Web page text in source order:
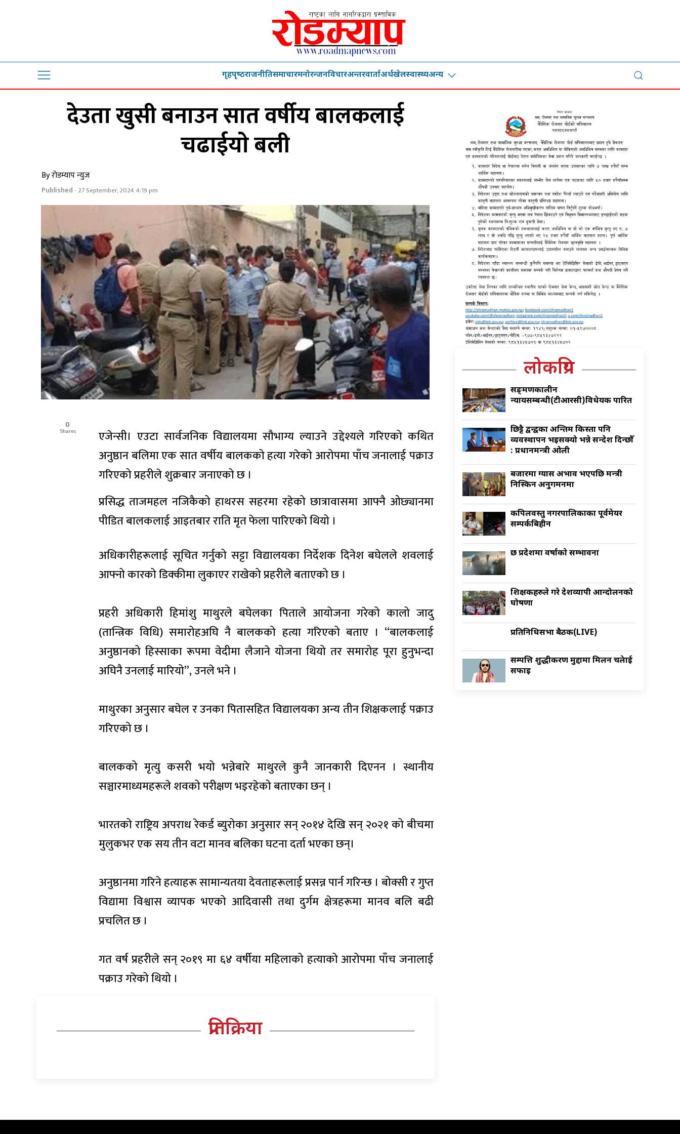
गृहपृष्‍ठराजनीतिसमाचारमनोरन्जनविचारअन्तरवार्ताअर्थखेलस्वास्थ्यअन्य
देउता खुसी बनाउन सात वर्षीय बालकलाई
चढाईयाे बली
By रोडम्याप न्युज
Published- 27 September, 2024 4:19 pm
0
Shares
एजेन्सी। एउटा सार्वजनिक विद्यालयमा सौभाग्य ल्याउने उद्देश्यले गरिएको कथित
अनुष्ठान बलिमा एक सात वर्षीय बालकको हत्या गरेको आरोपमा पाँच जनालाई पक्राउ
गरिएको प्रहरीले शुक्रबार जनाएको छ ।
प्रसिद्ध ताजमहल नजिकैको हाथरस सहरमा रहेको छात्रावासमा आफ्नै ओछ्यानमा
पीडित बालकलाई आइतबार राति मृत फेला पारिएको थियो ।
अधिकारीहरूलाई सूचित गर्नुको सट्टा विद्यालयका निर्देशक दिनेश बघेलले शवलाई
आफ्नो कारको डिक्कीमा लुकाएर राखेको प्रहरीले बताएको छ ।
प्रहरी अधिकारी हिमांशु माथुरले बघेलका पिताले आयोजना गरेको कालो जादु
(तान्त्रिक विधि) समारोहअघि नै बालकको हत्या गरिएको बताए । “बालकलाई
अनुष्ठानको हिस्साका रूपमा वेदीमा लैजाने योजना थियो तर समारोह पूरा हुनुभन्दा
अघिनै उनलाई मारियो”, उनले भने ।
माथुरका अनुसार बघेल र उनका पितासहित विद्यालयका अन्य तीन शिक्षकलाई पक्राउ
गरिएको छ ।
बालकको मृत्यु कसरी भयो भन्नेबारे माथुरले कुनै जानकारी दिएनन । स्थानीय
सञ्चारमाध्यमहरूले शवको परीक्षण भइरहेको बताएका छन् ।
भारतको राष्ट्रिय अपराध रेकर्ड ब्युरोका अनुसार सन् २०१४ देखि सन् २०२१ को बीचमा
मुलुकभर एक सय तीन वटा मानव बलिका घटना दर्ता भएका छन्।
अनुष्ठानमा गरिने हत्याहरू सामान्यतया देवताहरूलाई प्रसन्न पार्न गरिन्छ । बोक्सी र गुप्त
विद्यामा विश्वास व्यापक भएको आदिवासी तथा दुर्गम क्षेत्रहरूमा मानव बलि बढी
प्रचलित छ ।
गत वर्ष प्रहरीले सन् २०१९ मा ६४ वर्षीया महिलाको हत्याको आरोपमा पाँच जनालाई
पक्राउ गरेको थियो ।
प्रतिक्रिया
लोकप्रिय
सङ्क्रमणकालीन
न्यायसम्बन्धी(टीआरसी)विधेयक पारित
छिट्टै द्वन्द्वका अन्तिम किस्ता पनि
व्यवस्थापन भइसक्यो भन्ने सन्देश दिन्छौँ
: प्रधानमन्त्री ओली
बजारमा ग्यास अभाव भएपछि मन्त्री
निस्किन अनुगमनमा
कपिलवस्तु नगरपालिकाका पूर्वमेयर
सम्पर्कबिहीन
छ प्रदेशमा वर्षाकाे सम्भावना
शिक्षकहरुले गरे देशव्यापी आन्दोलनको
घोषणा
प्रतिनिधिसभा बैठक(LIVE)
सम्पत्ति शुद्धीकरण मुद्दामा मिलन चक्रेलाई
सफाइ